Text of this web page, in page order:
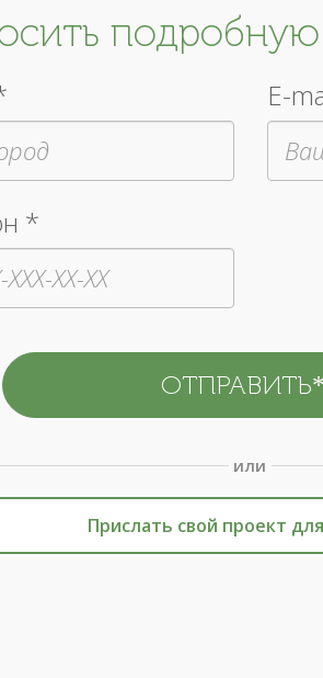
E-
*
или
Прислать свой проект